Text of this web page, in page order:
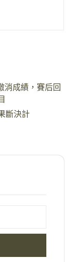
消成績，賽后回
斷決計